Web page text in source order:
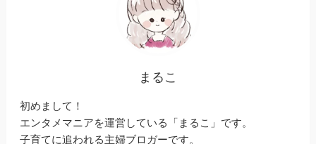
まるこ
初めまして！
エンタメマニアを運営している「まるこ」です。
子育てに追われる主婦ブロガーです。